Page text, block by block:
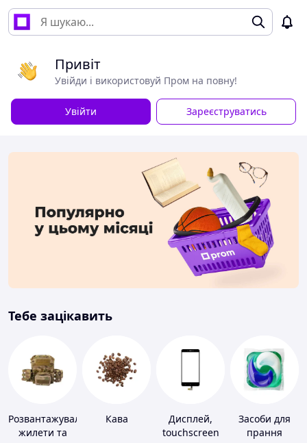
Привіт
Увійди і використовуй Пром на повну!
Увійти Зареєструватись
Тебе зацікавить
Розвантажувальні
жилети та
Кава
Дисплей,
touchscreen
Засоби для
прання